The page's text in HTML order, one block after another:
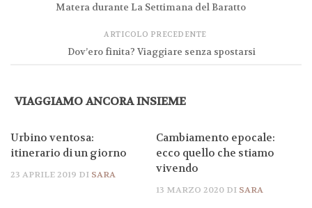
Matera durante La Settimana del Baratto
ARTICOLO PRECEDENTE
Dov’ero finita? Viaggiare senza spostarsi
VIAGGIAMO ANCORA INSIEME
Urbino ventosa:
itinerario di un giorno
23 APRILE 2019 DI SARA
Cambiamento epocale:
ecco quello che stiamo
vivendo
13 MARZO 2020DI SARA